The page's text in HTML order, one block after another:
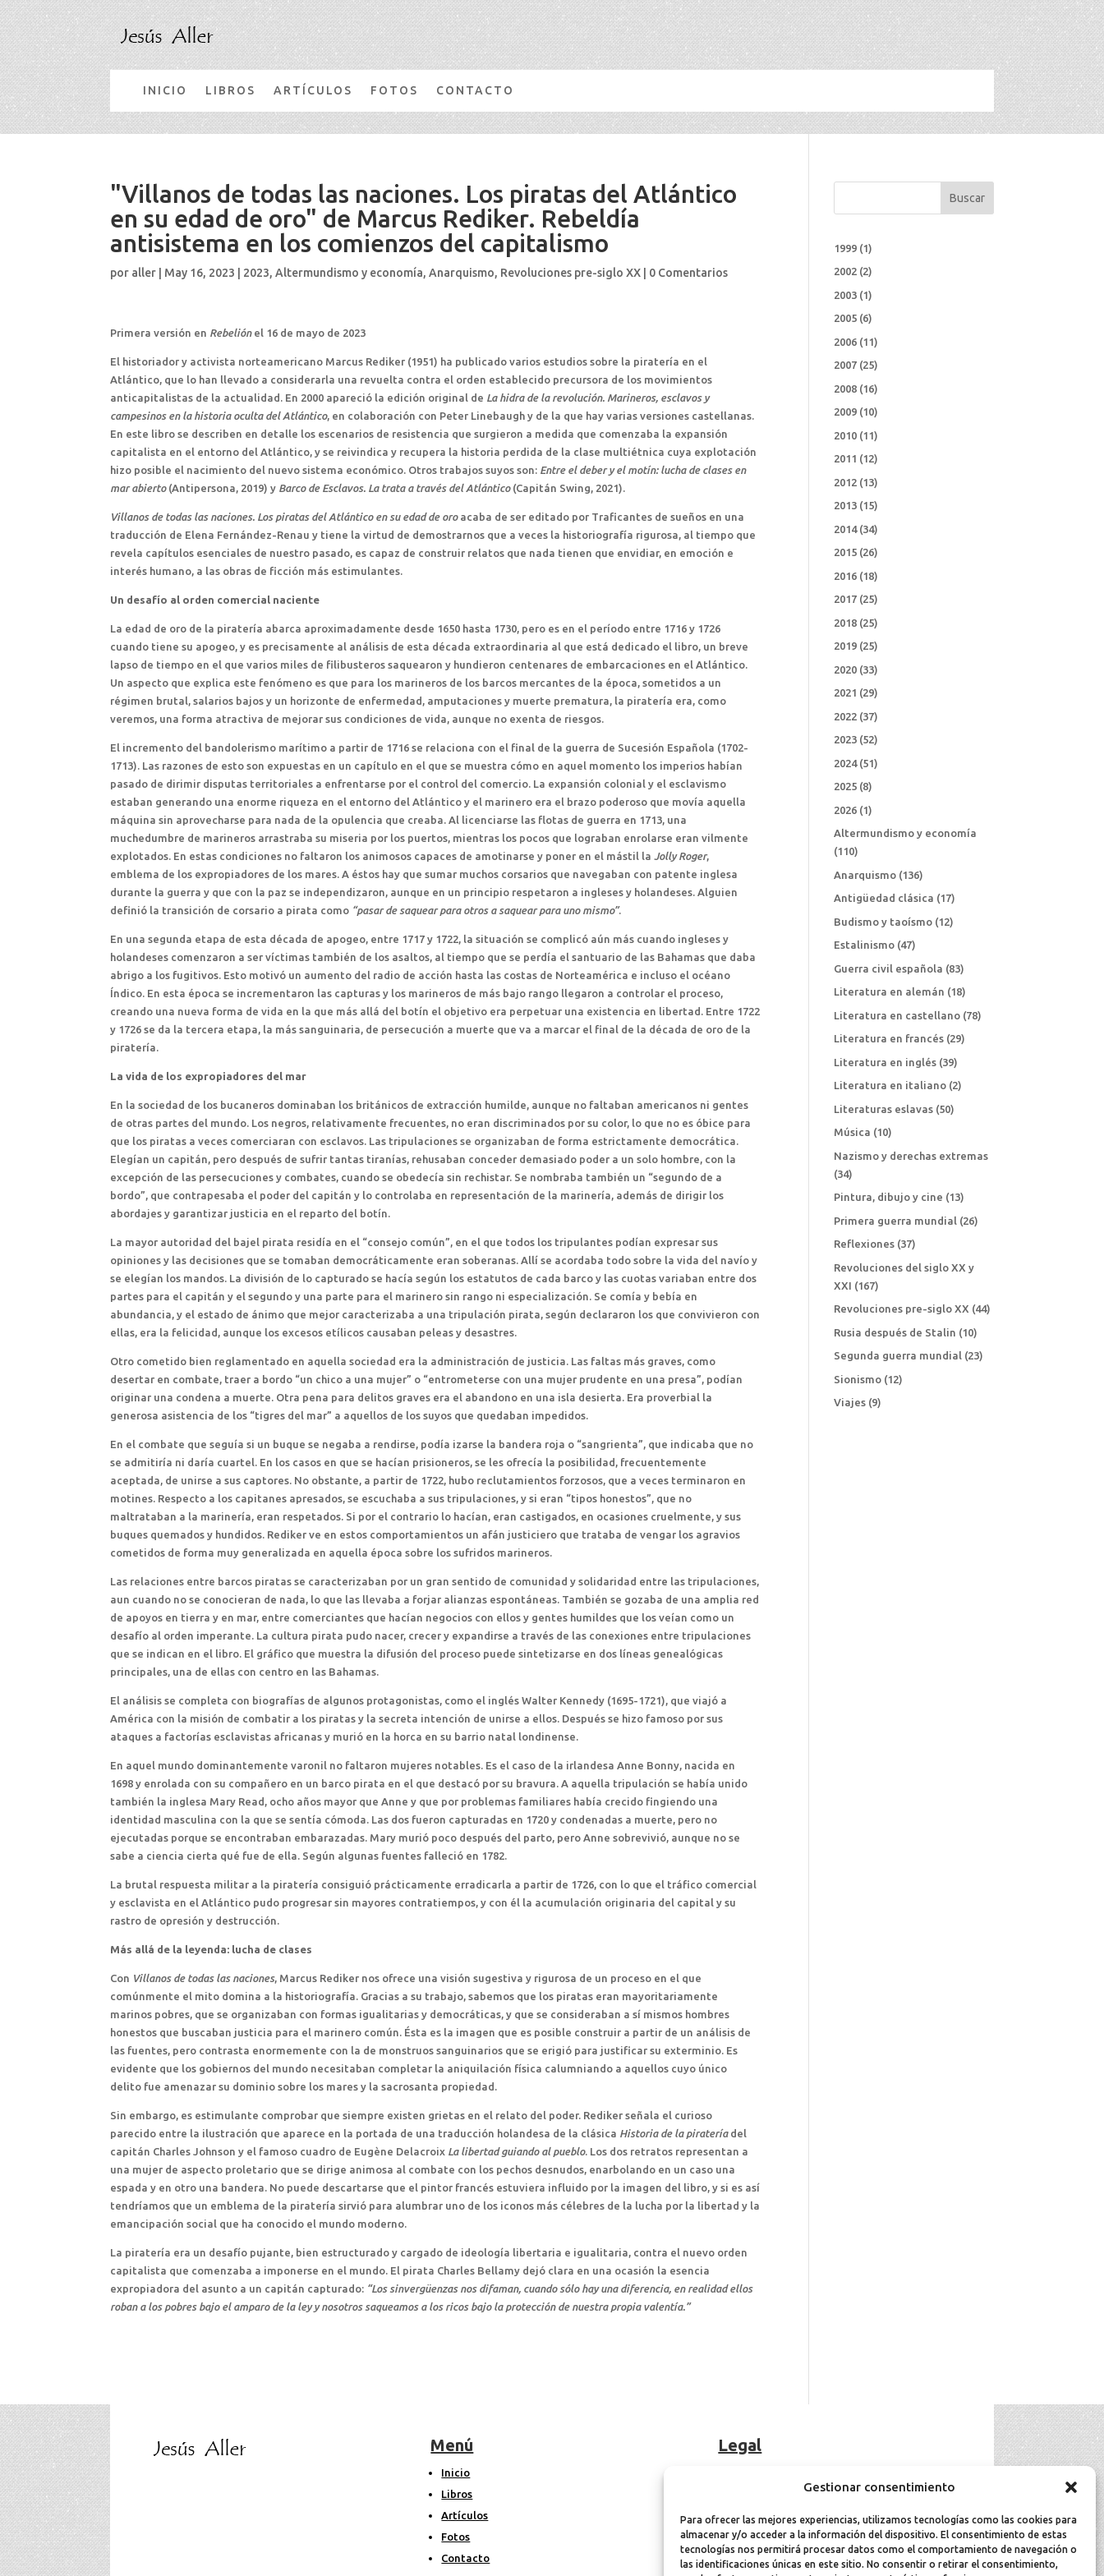
Gestionar consentimiento
Para ofrecer las mejores experiencias, utilizamos tecnologías como las cookies para
almacenar y/o acceder a la información del dispositivo. El consentimiento de estas
tecnologías nos permitirá procesar datos como el comportamiento de navegación o
las identificaciones únicas en este sitio. No consentir o retirar el consentimiento,
INICIO LIBROS ARTÍCULOS FOTOS CONTACTO
"Villanos de todas las naciones. Los piratas del Atlántico
en su edad de oro" de Marcus Rediker. Rebeldía
antisistema en los comienzos del capitalismo
por aller May 16, 2023 2023,Altermundismo y economía,Anarquismo, Revoluciones pre-siglo XX 0 Comentarios
Primera versión en Rebeliónel 16 de mayo de 2023
El historiador y activista norteamericano Marcus Rediker (1951) ha publicado varios estudios sobre la piratería en el
Atlántico, que lo han llevado a considerarla una revuelta contra el orden establecido precursora de los movimientos
anticapitalistas de la actualidad. En 2000 apareció la edición original de La hidra de la revolución. Marineros, esclavos y
campesinos en la historia oculta del Atlántico, en colaboración con Peter Linebaugh y de la que hay varias versiones castellanas.
En este libro se describen en detalle los escenarios de resistencia que surgieron a medida que comenzaba la expansión
capitalista en el entorno del Atlántico, y se reivindica y recupera la historia perdida de la clase multiétnica cuya explotación
hizo posible el nacimiento del nuevo sistema económico. Otros trabajos suyos son: Entre el deber y el motín: lucha de clases en
mar abierto(Antipersona, 2019) y Barco de Esclavos. La trata a través del Atlántico(Capitán Swing, 2021).
Villanos de todas las naciones. Los piratas del Atlántico en su edad de oroacaba de ser editado por Traficantes de sueños en una
traducción de Elena Fernández-Renau y tiene la virtud de demostrarnos que a veces la historiografía rigurosa, al tiempo que
revela capítulos esenciales de nuestro pasado, es capaz de construir relatos que nada tienen que envidiar, en emoción e
interés humano, a las obras de ficción más estimulantes.
Un desafío al orden comercial naciente
La edad de oro de la piratería abarca aproximadamente desde 1650 hasta 1730, pero es en el período entre 1716 y 1726
cuando tiene su apogeo, y es precisamente al análisis de esta década extraordinaria al que está dedicado el libro, un breve
lapso de tiempo en el que varios miles de filibusteros saquearon y hundieron centenares de embarcaciones en el Atlántico.
Un aspecto que explica este fenómeno es que para los marineros de los barcos mercantes de la época, sometidos a un
régimen brutal, salarios bajos y un horizonte de enfermedad, amputaciones y muerte prematura, la piratería era, como
veremos, una forma atractiva de mejorar sus condiciones de vida, aunque no exenta de riesgos.
El incremento del bandolerismo marítimo a partir de 1716 se relaciona con el final de la guerra de Sucesión Española (1702-
1713). Las razones de esto son expuestas en un capítulo en el que se muestra cómo en aquel momento los imperios habían
pasado de dirimir disputas territoriales a enfrentarse por el control del comercio. La expansión colonial y el esclavismo
estaban generando una enorme riqueza en el entorno del Atlántico y el marinero era el brazo poderoso que movía aquella
máquina sin aprovecharse para nada de la opulencia que creaba. Al licenciarse las flotas de guerra en 1713, una
muchedumbre de marineros arrastraba su miseria por los puertos, mientras los pocos que lograban enrolarse eran vilmente
explotados. En estas condiciones no faltaron los animosos capaces de amotinarse y poner en el mástil la Jolly Roger,
emblema de los expropiadores de los mares. A éstos hay que sumar muchos corsarios que navegaban con patente inglesa
durante la guerra y que con la paz se independizaron, aunque en un principio respetaron a ingleses y holandeses. Alguien
definió la transición de corsario a pirata como “pasar de saquear para otros a saquear para uno mismo”.
En una segunda etapa de esta década de apogeo, entre 1717 y 1722, la situación se complicó aún más cuando ingleses y
holandeses comenzaron a ser víctimas también de los asaltos, al tiempo que se perdía el santuario de las Bahamas que daba
abrigo a los fugitivos. Esto motivó un aumento del radio de acción hasta las costas de Norteamérica e incluso el océano
Índico. En esta época se incrementaron las capturas y los marineros de más bajo rango llegaron a controlar el proceso,
creando una nueva forma de vida en la que más allá del botín el objetivo era perpetuar una existencia en libertad. Entre 1722
y 1726 se da la tercera etapa, la más sanguinaria, de persecución a muerte que va a marcar el final de la década de oro de la
piratería.
La vida de los expropiadores del mar
En la sociedad de los bucaneros dominaban los británicos de extracción humilde, aunque no faltaban americanos ni gentes
de otras partes del mundo. Los negros, relativamente frecuentes, no eran discriminados por su color, lo que no es óbice para
que los piratas a veces comerciaran con esclavos. Las tripulaciones se organizaban de forma estrictamente democrática.
Elegían un capitán, pero después de sufrir tantas tiranías, rehusaban conceder demasiado poder a un solo hombre, con la
excepción de las persecuciones y combates, cuando se obedecía sin rechistar. Se nombraba también un “segundo de a
bordo”, que contrapesaba el poder del capitán y lo controlaba en representación de la marinería, además de dirigir los
abordajes y garantizar justicia en el reparto del botín.
La mayor autoridad del bajel pirata residía en el “consejo común”, en el que todos los tripulantes podían expresar sus
opiniones y las decisiones que se tomaban democráticamente eran soberanas. Allí se acordaba todo sobre la vida del navío y
se elegían los mandos. La división de lo capturado se hacía según los estatutos de cada barco y las cuotas variaban entre dos
partes para el capitán y el segundo y una parte para el marinero sin rango ni especialización. Se comía y bebía en
abundancia, y el estado de ánimo que mejor caracterizaba a una tripulación pirata, según declararon los que convivieron con
ellas, era la felicidad, aunque los excesos etílicos causaban peleas y desastres.
Otro cometido bien reglamentado en aquella sociedad era la administración de justicia. Las faltas más graves, como
desertar en combate, traer a bordo “un chico a una mujer” o “entrometerse con una mujer prudente en una presa”, podían
originar una condena a muerte. Otra pena para delitos graves era el abandono en una isla desierta. Era proverbial la
generosa asistencia de los “tigres del mar” a aquellos de los suyos que quedaban impedidos.
En el combate que seguía si un buque se negaba a rendirse, podía izarse la bandera roja o “sangrienta”, que indicaba que no
se admitiría ni daría cuartel. En los casos en que se hacían prisioneros, se les ofrecía la posibilidad, frecuentemente
aceptada, de unirse a sus captores. No obstante, a partir de 1722, hubo reclutamientos forzosos, que a veces terminaron en
motines. Respecto a los capitanes apresados, se escuchaba a sus tripulaciones, y si eran “tipos honestos”, que no
maltrataban a la marinería, eran respetados. Si por el contrario lo hacían, eran castigados, en ocasiones cruelmente, y sus
buques quemados y hundidos. Rediker ve en estos comportamientos un afán justiciero que trataba de vengar los agravios
cometidos de forma muy generalizada en aquella época sobre los sufridos marineros.
Las relaciones entre barcos piratas se caracterizaban por un gran sentido de comunidad y solidaridad entre las tripulaciones,
aun cuando no se conocieran de nada, lo que las llevaba a forjar alianzas espontáneas. También se gozaba de una amplia red
de apoyos en tierra y en mar, entre comerciantes que hacían negocios con ellos y gentes humildes que los veían como un
desafío al orden imperante. La cultura pirata pudo nacer, crecer y expandirse a través de las conexiones entre tripulaciones
que se indican en el libro. El gráfico que muestra la difusión del proceso puede sintetizarse en dos líneas genealógicas
principales, una de ellas con centro en las Bahamas.
El análisis se completa con biografías de algunos protagonistas, como el inglés Walter Kennedy (1695-1721), que viajó a
América con la misión de combatir a los piratas y la secreta intención de unirse a ellos. Después se hizo famoso por sus
ataques a factorías esclavistas africanas y murió en la horca en su barrio natal londinense.
En aquel mundo dominantemente varonil no faltaron mujeres notables. Es el caso de la irlandesa Anne Bonny, nacida en
1698 y enrolada con su compañero en un barco pirata en el que destacó por su bravura. A aquella tripulación se había unido
también la inglesa Mary Read, ocho años mayor que Anne y que por problemas familiares había crecido fingiendo una
identidad masculina con la que se sentía cómoda. Las dos fueron capturadas en 1720 y condenadas a muerte, pero no
ejecutadas porque se encontraban embarazadas. Mary murió poco después del parto, pero Anne sobrevivió, aunque no se
sabe a ciencia cierta qué fue de ella. Según algunas fuentes falleció en 1782.
La brutal respuesta militar a la piratería consiguió prácticamente erradicarla a partir de 1726, con lo que el tráfico comercial
y esclavista en el Atlántico pudo progresar sin mayores contratiempos, y con él la acumulación originaria del capital y su
rastro de opresión y destrucción.
Más allá de la leyenda: lucha de clases
Con Villanos de todas las naciones, Marcus Rediker nos ofrece una visión sugestiva y rigurosa de un proceso en el que
comúnmente el mito domina a la historiografía. Gracias a su trabajo, sabemos que los piratas eran mayoritariamente
marinos pobres, que se organizaban con formas igualitarias y democráticas, y que se consideraban a sí mismos hombres
honestos que buscaban justicia para el marinero común. Ésta es la imagen que es posible construir a partir de un análisis de
las fuentes, pero contrasta enormemente con la de monstruos sanguinarios que se erigió para justificar su exterminio. Es
evidente que los gobiernos del mundo necesitaban completar la aniquilación física calumniando a aquellos cuyo único
delito fue amenazar su dominio sobre los mares y la sacrosanta propiedad.
Sin embargo, es estimulante comprobar que siempre existen grietas en el relato del poder. Rediker señala el curioso
parecido entre la ilustración que aparece en la portada de una traducción holandesa de la clásica Historia de la pirateríadel
capitán Charles Johnson y el famoso cuadro de Eugène Delacroix La libertad guiando al pueblo. Los dos retratos representan a
una mujer de aspecto proletario que se dirige animosa al combate con los pechos desnudos, enarbolando en un caso una
espada y en otro una bandera. No puede descartarse que el pintor francés estuviera influido por la imagen del libro, y si es así
tendríamos que un emblema de la piratería sirvió para alumbrar uno de los iconos más célebres de la lucha por la libertad y la
emancipación social que ha conocido el mundo moderno.
La piratería era un desafío pujante, bien estructurado y cargado de ideología libertaria e igualitaria, contra el nuevo orden
capitalista que comenzaba a imponerse en el mundo. El pirata Charles Bellamy dejó clara en una ocasión la esencia
expropiadora del asunto a un capitán capturado: “Los sinvergüenzas nos difaman, cuando sólo hay una diferencia, en realidad ellos
roban a los pobres bajo el amparo de la ley y nosotros saqueamos a los ricos bajo la protección de nuestra propia valentía.”
Buscar
1999 (1)
2002 (2)
2003 (1)
2005 (6)
2006 (11)
2007 (25)
2008 (16)
2009 (10)
2010 (11)
2011 (12)
2012 (13)
2013 (15)
2014(34)
2015 (26)
2016 (18)
2017 (25)
2018 (25)
2019 (25)
2020 (33)
2021 (29)
2022 (37)
2023 (52)
2024(51)
2025 (8)
2026 (1)
Altermundismo y economía
(110)
Anarquismo (136)
Antigüedad clásica (17)
Budismo y taoísmo (12)
Estalinismo (47)
Guerra civil española (83)
Literatura en alemán (18)
Literatura en castellano (78)
Literatura en francés (29)
Literatura en inglés (39)
Literatura en italiano (2)
Literaturas eslavas (50)
Música (10)
Nazismo y derechas extremas
(34)
Pintura, dibujo y cine (13)
Primera guerra mundial (26)
Reflexiones (37)
Revoluciones del siglo XX y
XXI (167)
Revoluciones pre-siglo XX (44)
Rusia después de Stalin (10)
Segunda guerra mundial (23)
Sionismo (12)
Viajes (9)
Menú
Inicio
Libros
Artículos
Fotos
Contacto
Legal
Política de cookies
Política de privacidad